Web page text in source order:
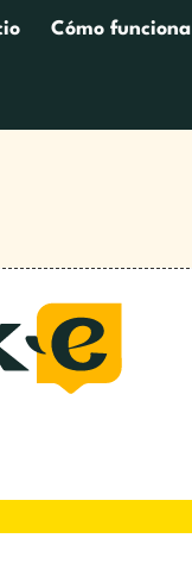
Cómo funciona